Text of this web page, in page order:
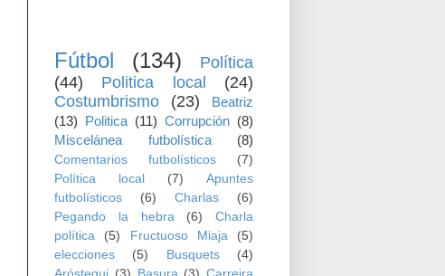
Fútbol (134)
Política
(44)
Politica local
(24)
Costumbrismo
(23)
Beatriz
(13) Politica (11) Corrupción (8)
Miscelánea futbolística
(8)
Comentarios futbolísticos
(7)
Política local
(7)
Apuntes
futbolísticos
(6) Charlas
(6)
Pegando la hebra
(6)
Charla
política
(5) Fructuoso Miaja
(5)
elecciones
(5) Busquets
(4)
Aróstegui (3) Basura (3) Carreira